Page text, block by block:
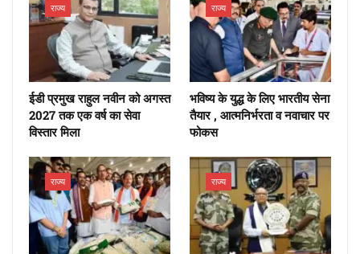
राज्य
ईडी प्रमुख राहुल नवीन को अगस्त
2027 तक एक वर्ष का सेवा
विस्तार मिला
राज्य
भविष्य के युद्ध के लिए भारतीय सेना
तैयार , आत्मनिर्भरता व नवाचार पर
फोकस
राज्य राज्य